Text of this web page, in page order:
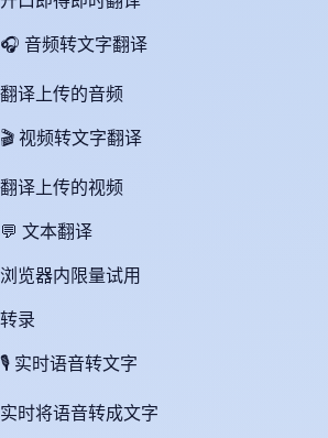
🎧 音频转文字翻译
翻译上传的音频
🎬 视频转文字翻译
翻译上传的视频
💬 文本翻译
浏览器内限量试用
转录
🎙️ 实时语音转文字
实时将语音转成文字